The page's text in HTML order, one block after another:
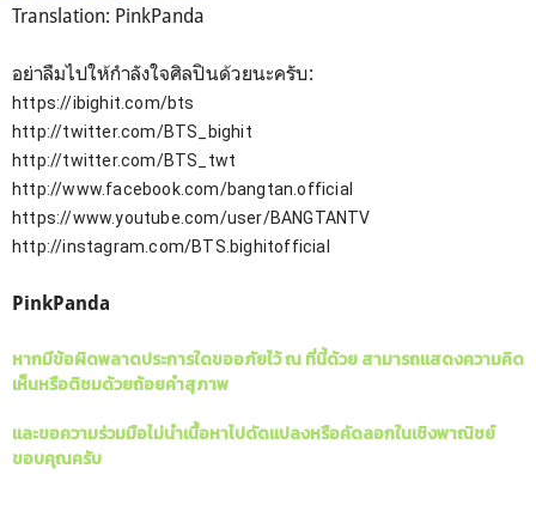
Translation: PinkPanda
อย่าลืมไปให้กำลังใจศิลปินด้วยนะครับ:
https://ibighit.com/bts
http://twitter.com/BTS_bighit
http://twitter.com/BTS_twt
http://www.facebook.com/bangtan.official
https://www.youtube.com/user/BANGTANTV
http://instagram.com/BTS.bighitofficial
PinkPanda
หากมีข้อผิดพลาดประการใดขออภัยไว้ ณ ที่นี้ด้วย สามารถแสดงความคิด
เห็นหรือติชมด้วยถ้อยคำสุภาพ
และขอความร่วมมือไม่นำเนื้อหาไปดัดแปลงหรือคัดลอกในเชิงพาณิชย์
ขอบคุณครับ